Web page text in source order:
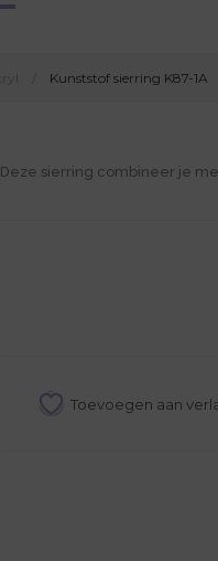
Kunststof sierring K87-1A
Deze sierring combineer je